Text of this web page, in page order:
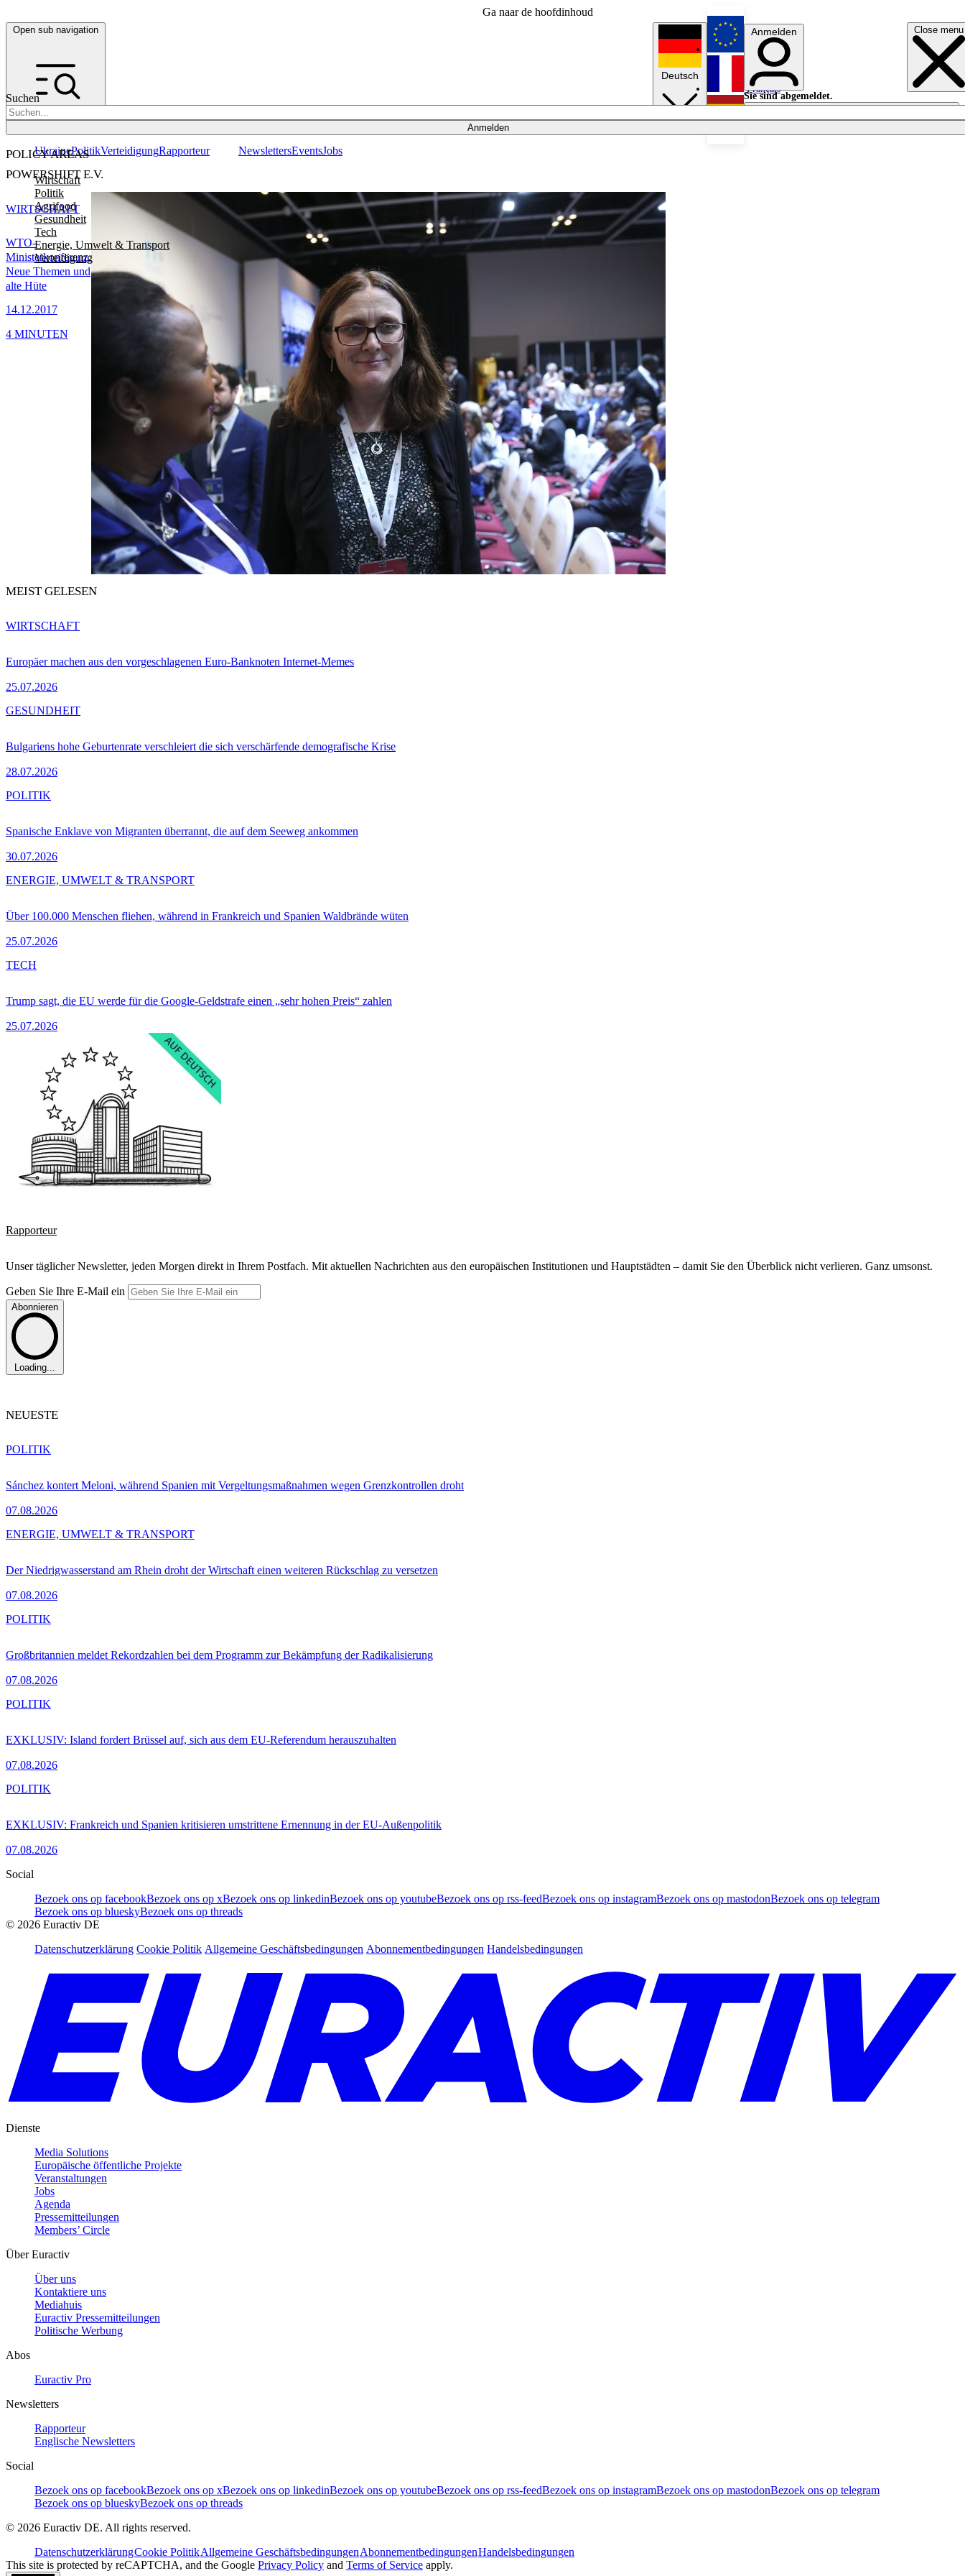
Ga naar de hoofdinhoud
Open sub navigation Close menu
Suchen
Anmelden
POLICY AREAS
Wirtschaft
Politik
Agrifood
Gesundheit
Tech
Energie, Umwelt & Transport
Verteidigung
UkrainePolitikVerteidigungRapporteur NewslettersEventsJobs
Deutsch
English
Français
Anmelden
Sie sind abgemeldet.
Anmelden
Licht aus
POWERSHIFT E.V.
WTO-
Ministerkonferenz:
Neue Themen und
alte Hüte
14.12.2017
WIRTSCHAFT
4 MINUTEN
MEIST GELESEN
Europäer machen aus den vorgeschlagenen Euro-Banknoten Internet-Memes
25.07.2026
WIRTSCHAFT
Bulgariens hohe Geburtenrate verschleiert die sich verschärfende demografische Krise
28.07.2026
GESUNDHEIT
Spanische Enklave von Migranten überrannt, die auf dem Seeweg ankommen
30.07.2026
POLITIK
Über 100.000 Menschen fliehen, während in Frankreich und Spanien Waldbrände wüten
25.07.2026
ENERGIE, UMWELT & TRANSPORT
Trump sagt, die EU werde für die Google-Geldstrafe einen „sehr hohen Preis“ zahlen
25.07.2026
TECH
Rapporteur
Unser täglicher Newsletter, jeden Morgen direkt in Ihrem Postfach. Mit aktuellen Nachrichten aus den europäischen Institutionen und Hauptstädten – damit Sie den Überblick nicht verlieren. Ganz umsonst.
Geben Sie Ihre E-Mail ein
Abonnieren
Loading...
NEUESTE
Sánchez kontert Meloni, während Spanien mit Vergeltungsmaßnahmen wegen Grenzkontrollen droht
07.08.2026
POLITIK
Der Niedrigwasserstand am Rhein droht der Wirtschaft einen weiteren Rückschlag zu versetzen
07.08.2026
ENERGIE, UMWELT & TRANSPORT
Großbritannien meldet Rekordzahlen bei dem Programm zur Bekämpfung der Radikalisierung
07.08.2026
POLITIK
EXKLUSIV: Island fordert Brüssel auf, sich aus dem EU-Referendum herauszuhalten
07.08.2026
POLITIK
EXKLUSIV: Frankreich und Spanien kritisieren umstrittene Ernennung in der EU-Außenpolitik
07.08.2026
POLITIK
Social
Bezoek ons op facebookBezoek ons op xBezoek ons op linkedinBezoek ons op youtubeBezoek ons op rss-feedBezoek ons op instagramBezoek ons op mastodonBezoek ons op telegram
Bezoek ons op blueskyBezoek ons op threads
© 2026 Euractiv DE
Datenschutzerklärung Cookie Politik Allgemeine Geschäftsbedingungen Abonnementbedingungen Handelsbedingungen
Dienste
Media Solutions
Europäische öffentliche Projekte
Veranstaltungen
Jobs
Agenda
Pressemitteilungen
Members’ Circle
Über Euractiv
Über uns
Kontaktiere uns
Mediahuis
Euractiv Pressemitteilungen
Politische Werbung
Abos
Euractiv Pro
Newsletters
Rapporteur
Englische Newsletters
Social
Bezoek ons op facebookBezoek ons op xBezoek ons op linkedinBezoek ons op youtubeBezoek ons op rss-feedBezoek ons op instagramBezoek ons op mastodonBezoek ons op telegram
Bezoek ons op blueskyBezoek ons op threads
© 2026 Euractiv DE. All rights reserved.
DatenschutzerklärungCookie PolitikAllgemeine GeschäftsbedingungenAbonnementbedingungenHandelsbedingungen
This site is protected by reCAPTCHA, and the Google Privacy Policy and Terms of Service apply.